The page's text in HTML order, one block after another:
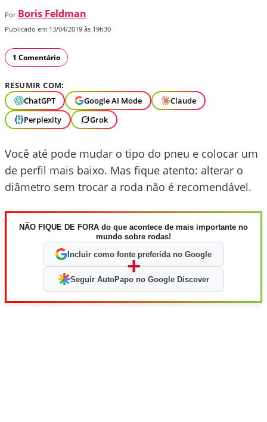
Por Boris Feldman
Publicado em 13/04/2019 às 19h30
1 Comentário
RESUMIR COM:
ChatGPT
Google AI Mode
Claude
Perplexity
Grok
Você até pode mudar o tipo do pneu e colocar um
de perfil mais baixo. Mas fique atento: alterar o
diâmetro sem trocar a roda não é recomendável.
NÃO FIQUE DE FORA do que acontece de mais importante no
mundo sobre rodas!
Incluir como fonte preferida no Google
+
Seguir AutoPapo no Google Discover